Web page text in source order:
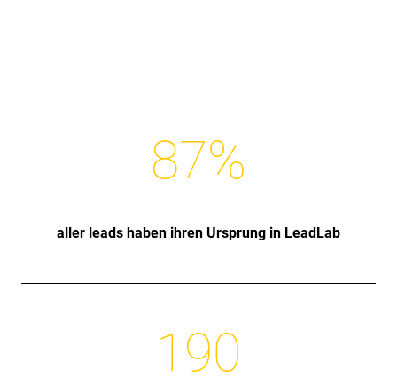
87%
aller leads haben ihren Ursprung in LeadLab
190